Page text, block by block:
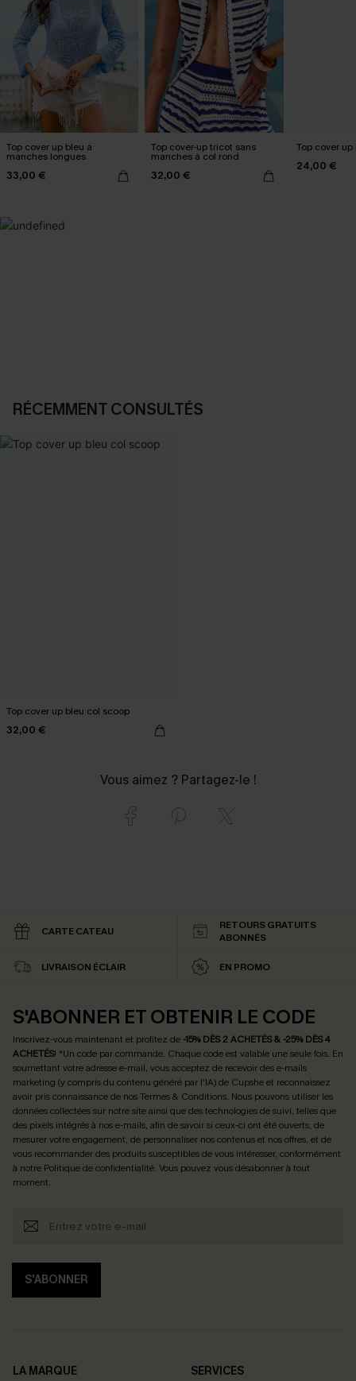
Top cover up bleu à
manches longues
33,00 €
Top cover-up tricot sans
manches à col rond
32,00 €
Top cover
24,00 €
RÉCEMMENT CONSULTÉS
Top cover up bleu col scoop
32,00 €
Vous aimez ? Partagez-le !
CARTE CATEAU
RETOURS GRATUITS
ABONNÉS
LIVRAISON ÉCLAIR EN PROMO
S'ABONNER ET OBTENIR LE CODE
Inscrivez-vous maintenant et profitez de -15% DÈS 2 ACHETÉS & -25% DÈS 4
ACHETÉS! *Un code par commande. Chaque code est valable une seule fois. En
soumettant votre adresse e-mail, vous acceptez de recevoir des e-mails
marketing (y compris du contenu généré par l'IA) de Cupshe et reconnaissez
avoir pris connaissance de nosTermes & Conditions. Nous pouvons utiliser les
données collectées sur notre site ainsi que des technologies de suivi, telles que
des pixels intégrés à nos e-mails, afin de savoir si ceux-ci ont été ouverts, de
mesurer votre engagement, de personnaliser nos contenus et nos offres, et de
vous recommander des produits susceptibles de vous intéresser, conformément
à notre Politique de confidentialité. Vous pouvez vous désabonner à tout
moment.
S'ABONNER
LA MARQUE
SERVICES